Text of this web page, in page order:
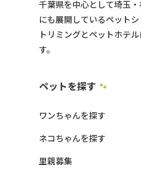
千葉県を中心として埼玉
にも展開しているペットシ
トリミングとペットホテ
す。
ペットを探す 🐾
ワンちゃんを探す
ネコちゃんを探す
里親募集